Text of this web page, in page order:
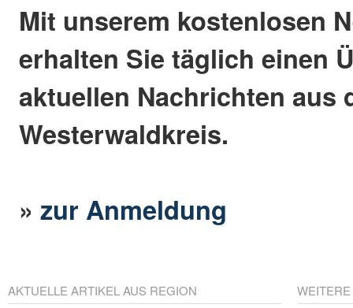
Mit unserem kostenlosen
erhalten Sie täglich einen
aktuellen Nachrichten aus
Westerwaldkreis.
»zur Anmeldung
AKTUELLE ARTIKEL AUS REGION